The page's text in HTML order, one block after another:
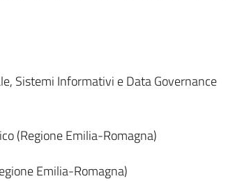
Sistemi Informativi e Data Governance
(Regione Emilia-Romagna)
Emilia-Romagna)